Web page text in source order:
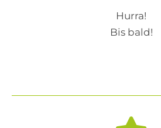
Hurra!
Bis bald!